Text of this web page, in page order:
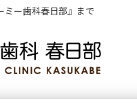
ミー歯科春日部』まで